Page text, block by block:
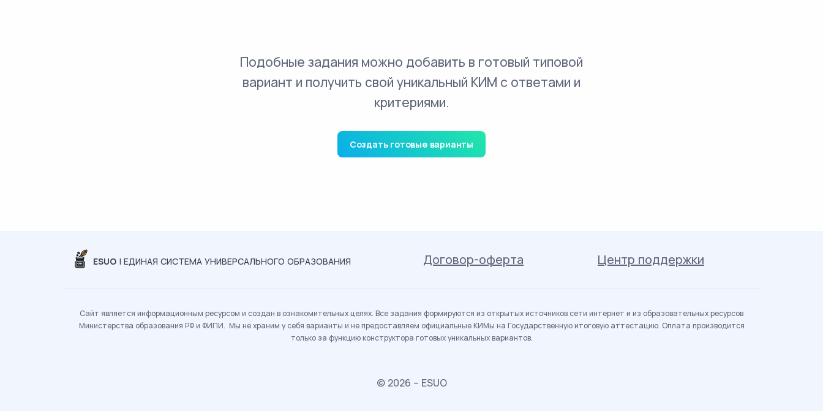
Подобные задания можно добавить в готовый типовой
вариант и получить свой уникальный КИМ с ответами и
критериями.
Создать готовые варианты
ESUO | ЕДИНАЯ СИСТЕМА УНИВЕРСАЛЬНОГО ОБРАЗОВАНИЯ Договор-оферта Центр поддержки
Сайт является информационным ресурсом и создан в ознакомительных целях. Все задания формируются из открытых источников сети интернет и из образовательных ресурсов
Министерства образования РФ и ФИПИ. Мы не храним у себя варианты и не предоставляем официальные КИМы на Государственную итоговую аттестацию. Оплата производится
только за функцию конструктора готовых уникальных вариантов.
© 2026 – ESUO